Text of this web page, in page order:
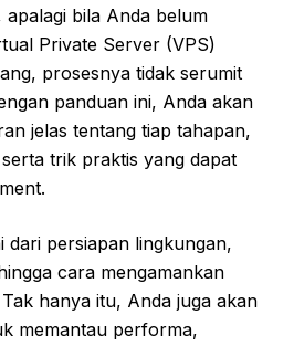
bila Anda belum
Private Server (VPS)
prosesnya tidak serumit
panduan ini, Anda akan
jelas tentang tiap tahapan,
trik praktis yang dapat
dari persiapan lingkungan,
cara mengamankan
hanya itu, Anda juga akan
memantau performa,